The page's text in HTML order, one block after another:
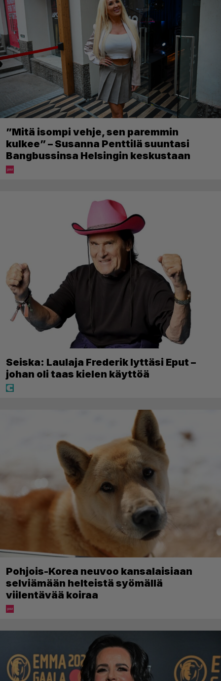
”Mitä isompi vehje, sen paremmin
kulkee” – Susanna Penttilä suuntasi
Bangbussinsa Helsingin keskustaan
Seiska: Laulaja Frederik lyttäsi Eput –
johan oli taas kielen käyttöä
Pohjois-Korea neuvoo kansalaisiaan
selviämään helteistä syömällä
viilentävää koiraa